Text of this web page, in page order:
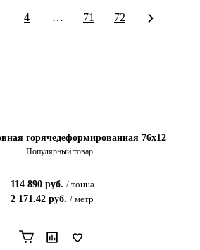
4 … 71 72
горячедеформированная 76х12
Популярный товар
114 890руб. / тонна
2 171.42 руб. / метр